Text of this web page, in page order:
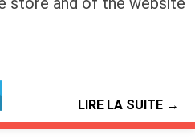
LIRE LA SUITE →